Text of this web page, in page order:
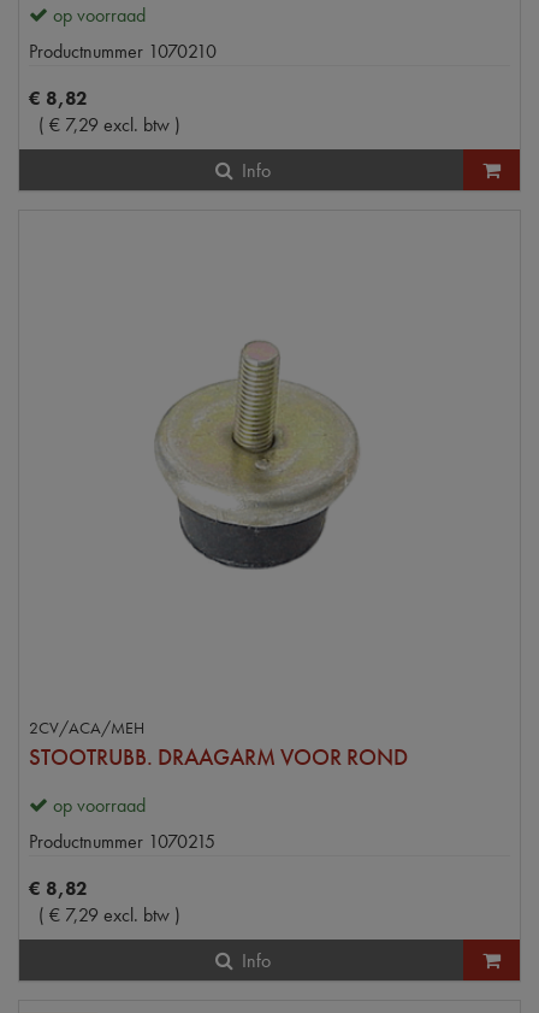
op voorraad
Productnummer 1070210
€ 8,82
( € 7,29 excl. btw )
Info
2CV/ACA/MEH
STOOTRUBB. DRAAGARM VOOR ROND
op voorraad
Productnummer 1070215
€ 8,82
( € 7,29 excl. btw )
Info